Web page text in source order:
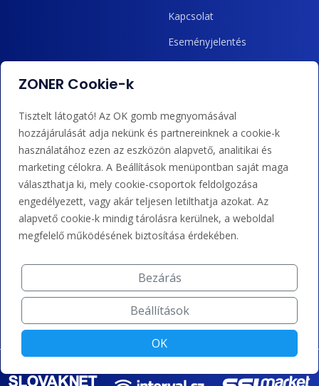
Kapcsolat
Eseményjelentés
Adminisztráció
Bejelentkezés Súgó
Támogatás
+36 202 343 883
admin@zoner.hu
Elfogadunk kártyás fizetést, Google/Apple Pay-t, banki
átutalást és kreditet.
ZONER Cookie-k
Tisztelt látogató! Az OK gomb megnyomásával
hozzájárulását adja nekünk és partnereinknek a cookie-k
használatához ezen az eszközön alapvető, analitikai és
marketing célokra. A Beállítások menüpontban saját maga
választhatja ki, mely cookie-csoportok feldolgozása
engedélyezett, vagy akár teljesen letilthatja azokat. Az
alapvető cookie-k mindig tárolásra kerülnek, a weboldal
megfelelő működésének biztosítása érdekében.
Bezárás
Beállítások
OK